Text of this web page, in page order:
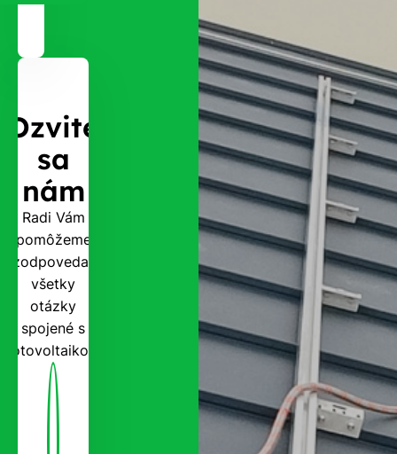
Ozvite
sa
nám
Radi Vám
pomôžeme
zodpovedať
všetky
otázky
spojené s
fotovoltaikou.